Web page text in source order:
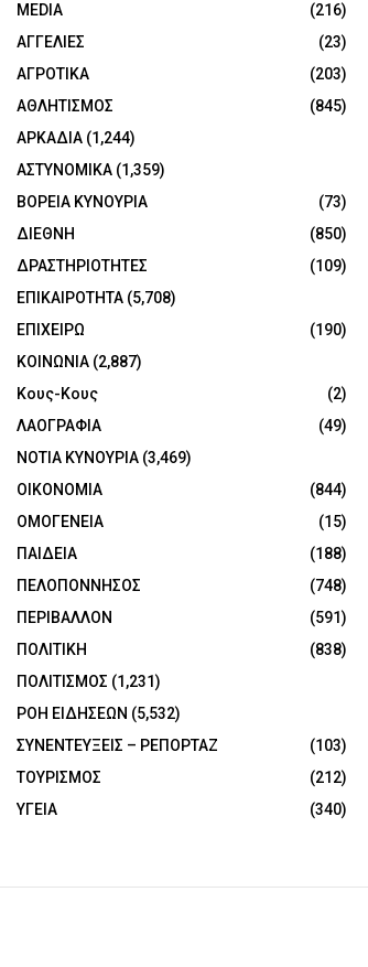
MEDIA
(216)
ΑΓΓΕΛΙΕΣ
(23)
ΑΓΡΟΤΙΚΑ
(203)
ΑΘΛΗΤΙΣΜΟΣ
(845)
ΑΡΚΑΔΙΑ (1,244)
ΑΣΤΥΝΟΜΙΚΑ (1,359)
ΒΟΡΕΙΑ ΚΥΝΟΥΡΙΑ
(73)
ΔΙΕΘΝΗ
(850)
ΔΡΑΣΤΗΡΙΟΤΗΤΕΣ
(109)
ΕΠΙΚΑΙΡΟΤΗΤΑ (5,708)
ΕΠΙΧΕΙΡΩ
(190)
ΚΟΙΝΩΝΙΑ (2,887)
Κους-Κους
(2)
ΛΑΟΓΡΑΦΙΑ
(49)
ΝΟΤΙΑ ΚΥΝΟΥΡΙΑ (3,469)
ΟΙΚΟΝΟΜΙΑ
(844)
ΟΜΟΓΕΝΕΙΑ
(15)
ΠΑΙΔΕΙΑ
(188)
ΠΕΛΟΠΟΝΝΗΣΟΣ
(748)
ΠΕΡΙΒΑΛΛΟΝ
(591)
ΠΟΛΙΤΙΚΗ
(838)
ΠΟΛΙΤΙΣΜΟΣ (1,231)
ΡΟΗ ΕΙΔΗΣΕΩΝ (5,532)
ΣΥΝΕΝΤΕΥΞΕΙΣ – ΡΕΠΟΡΤΑΖ
(103)
ΤΟΥΡΙΣΜΟΣ
(212)
ΥΓΕΙΑ
(340)